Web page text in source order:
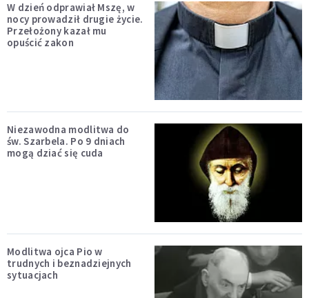
W dzień odprawiał Mszę, w
nocy prowadził drugie życie.
Przełożony kazał mu
opuścić zakon
Niezawodna modlitwa do
św. Szarbela. Po 9 dniach
mogą dziać się cuda
Modlitwa ojca Pio w
trudnych i beznadziejnych
sytuacjach